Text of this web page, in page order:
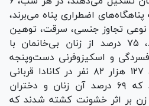
اضطراری پناه می‌برند،
نوعی تجاوز جنسی، سرقت، توهین
و تهدید را تجربه کرده‌اند، ۷۵ درصد از زنان بی‌خانمان با
اختلالاتی مانند اضطراب، افسردگی و اسکیزوفرنی دست‌و‎پنجه
نرم می‌کنند، در سال ۲۰۲۱، ۱۲۷ هزار ۸۲ نفر در کانادا قربانی
خشونت خانوادگی شده‌اند که ۶۹ درصد آن زنان و دختران
بودند، در همین سال ۱۷۳ زن بر اثر خشونت کشته شدند که